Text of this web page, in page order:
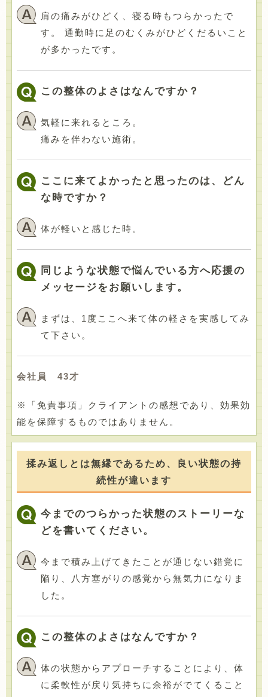
肩の痛みがひどく、寝る時もつらかったで
す。 通勤時に足のむくみがひどくだるいこと
が多かったです。
この整体のよさはなんですか？
気軽に来れるところ。
痛みを伴わない施術。
ここに来てよかったと思ったのは、どん
な時ですか？
体が軽いと感じた時。
同じような状態で悩んでいる方へ応援の
メッセージをお願いします。
まずは、1度ここへ来て体の軽さを実感してみ
て下さい。
会社員 43才
※「免責事項」クライアントの感想であり、効果効
能を保障するものではありません。
揉み返しとは無縁であるため、良い状態の持
続性が違います
今までのつらかった状態のストーリーな
どを書いてください。
今まで積み上げてきたことが通じない錯覚に
陥り、八方塞がりの感覚から無気力になりま
した。
この整体のよさはなんですか？
体の状態からアプローチすることにより、体
に柔軟性が戻り気持ちに余裕がでてくること